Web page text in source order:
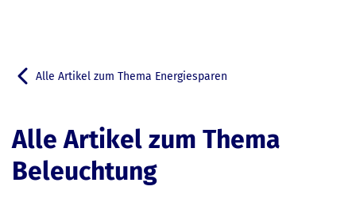
Zurück zu
Alle Artikel zum Thema Energiesparen
Alle Artikel zum Thema
Beleuchtung